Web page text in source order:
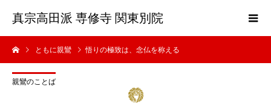
真宗高田派 専修寺 関東別院
ともに親鸞 悟りの極致は、念仏を称える
親鸞のことば